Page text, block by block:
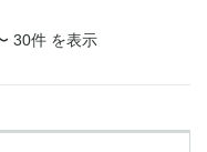
30件 を表示